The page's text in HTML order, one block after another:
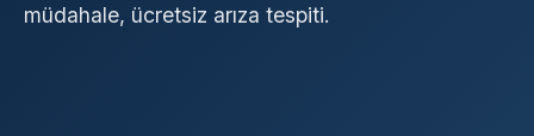
müdahale, ücretsiz arıza tespiti.